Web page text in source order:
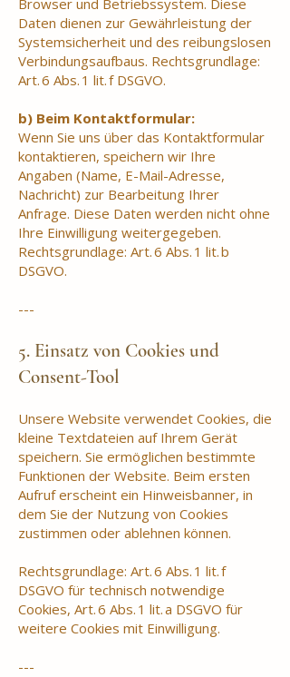
Browser und Betriebssystem. Diese
Daten dienen zur Gewährleistung der
Systemsicherheit und des reibungslosen
Verbindungsaufbaus. Rechtsgrundlage:
Art. 6 Abs. 1 lit. f DSGVO.
b) Beim Kontaktformular:
Wenn Sie uns über das Kontaktformular
kontaktieren, speichern wir Ihre
Angaben (Name, E-Mail-Adresse,
Nachricht) zur Bearbeitung Ihrer
Anfrage. Diese Daten werden nicht ohne
Ihre Einwilligung weitergegeben.
Rechtsgrundlage: Art. 6 Abs. 1 lit. b
DSGVO.
---
5. Einsatz von Cookies und
Consent-Tool
Unsere Website verwendet Cookies, die
kleine Textdateien auf Ihrem Gerät
speichern. Sie ermöglichen bestimmte
Funktionen der Website. Beim ersten
Aufruf erscheint ein Hinweisbanner, in
dem Sie der Nutzung von Cookies
zustimmen oder ablehnen können.
Rechtsgrundlage: Art. 6 Abs. 1 lit. f
DSGVO für technisch notwendige
Cookies, Art. 6 Abs. 1 lit. a DSGVO für
weitere Cookies mit Einwilligung.
---